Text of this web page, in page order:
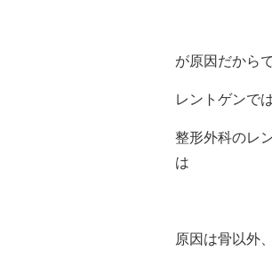
が原因だからで
レントゲンで
整形外科のレ
は
原因は骨以外